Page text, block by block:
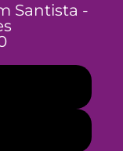
Santista -